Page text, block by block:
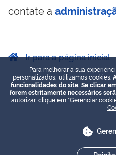
contate a
Ir para a página inicial
Para melhorar a sua
personalizados, utilizamos cookies.
funcionalidades do site. Se clicar
forem estritamente necessários
autorizar, clique em "Gerenciar